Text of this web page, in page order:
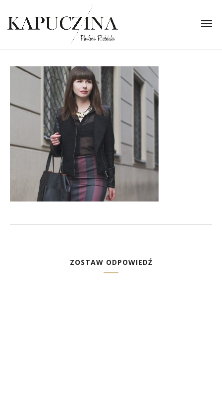
10 lutego 2014
IMG_5239
Written by
ZOSTAW ODPOWIEDŹ